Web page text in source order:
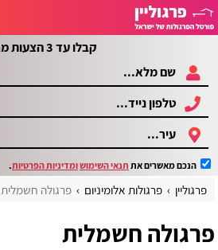
קבלו עד 3 הצעות מחיר
הנכם מאשרים את תנאי השימושומדיניות הפרטיות.
פרגוליין פרגולות אלומיניום פרגולה חשמלית
פרגולה חשמלית